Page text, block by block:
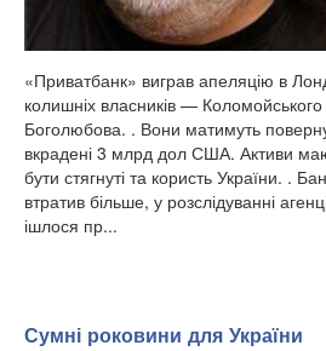
«Приватбанк» виграв апеляцію в
колишніх власників — Коломойського
Боголюбова. . Вони матимуть
вкрадені 3 млрд дол США. Активи
бути стягнуті та користь України. .
втратив більше, у розслідуванні
ішлося пр...
Сумні роковини для України